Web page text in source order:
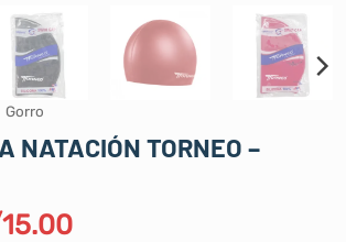
Gorro
NATACIÓN TORNEO –
15.00El